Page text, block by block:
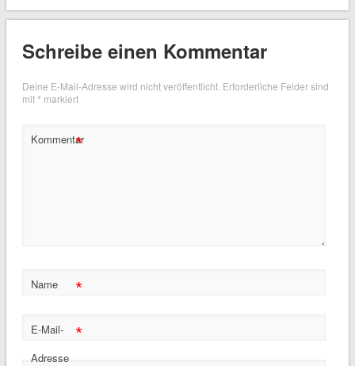
Schreibe einen Kommentar
Deine E-Mail-Adresse wird nicht veröffentlicht. Erforderliche Felder sind
mit* markiert
Kommentar
*
Name *
E-Mail-
Adresse
*